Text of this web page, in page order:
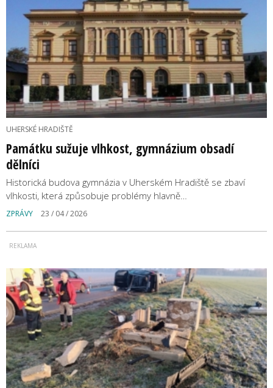
UHERSKÉ HRADIŠTĚ
Památku sužuje vlhkost, gymnázium obsadí
dělníci
Historická budova gymnázia v Uherském Hradiště se zbaví
vlhkosti, která způsobuje problémy hlavně…
ZPRÁVY 23 / 04 / 2026